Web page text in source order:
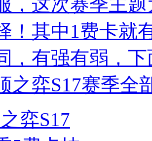
！其中1费卡就
，有强有弱，
之弈S17赛季全